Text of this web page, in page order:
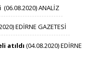
​(06.08.2020) ANALİZ
EDİRNE GAZETESİ
atıldı​ ​(04.08.2020) EDİRNE